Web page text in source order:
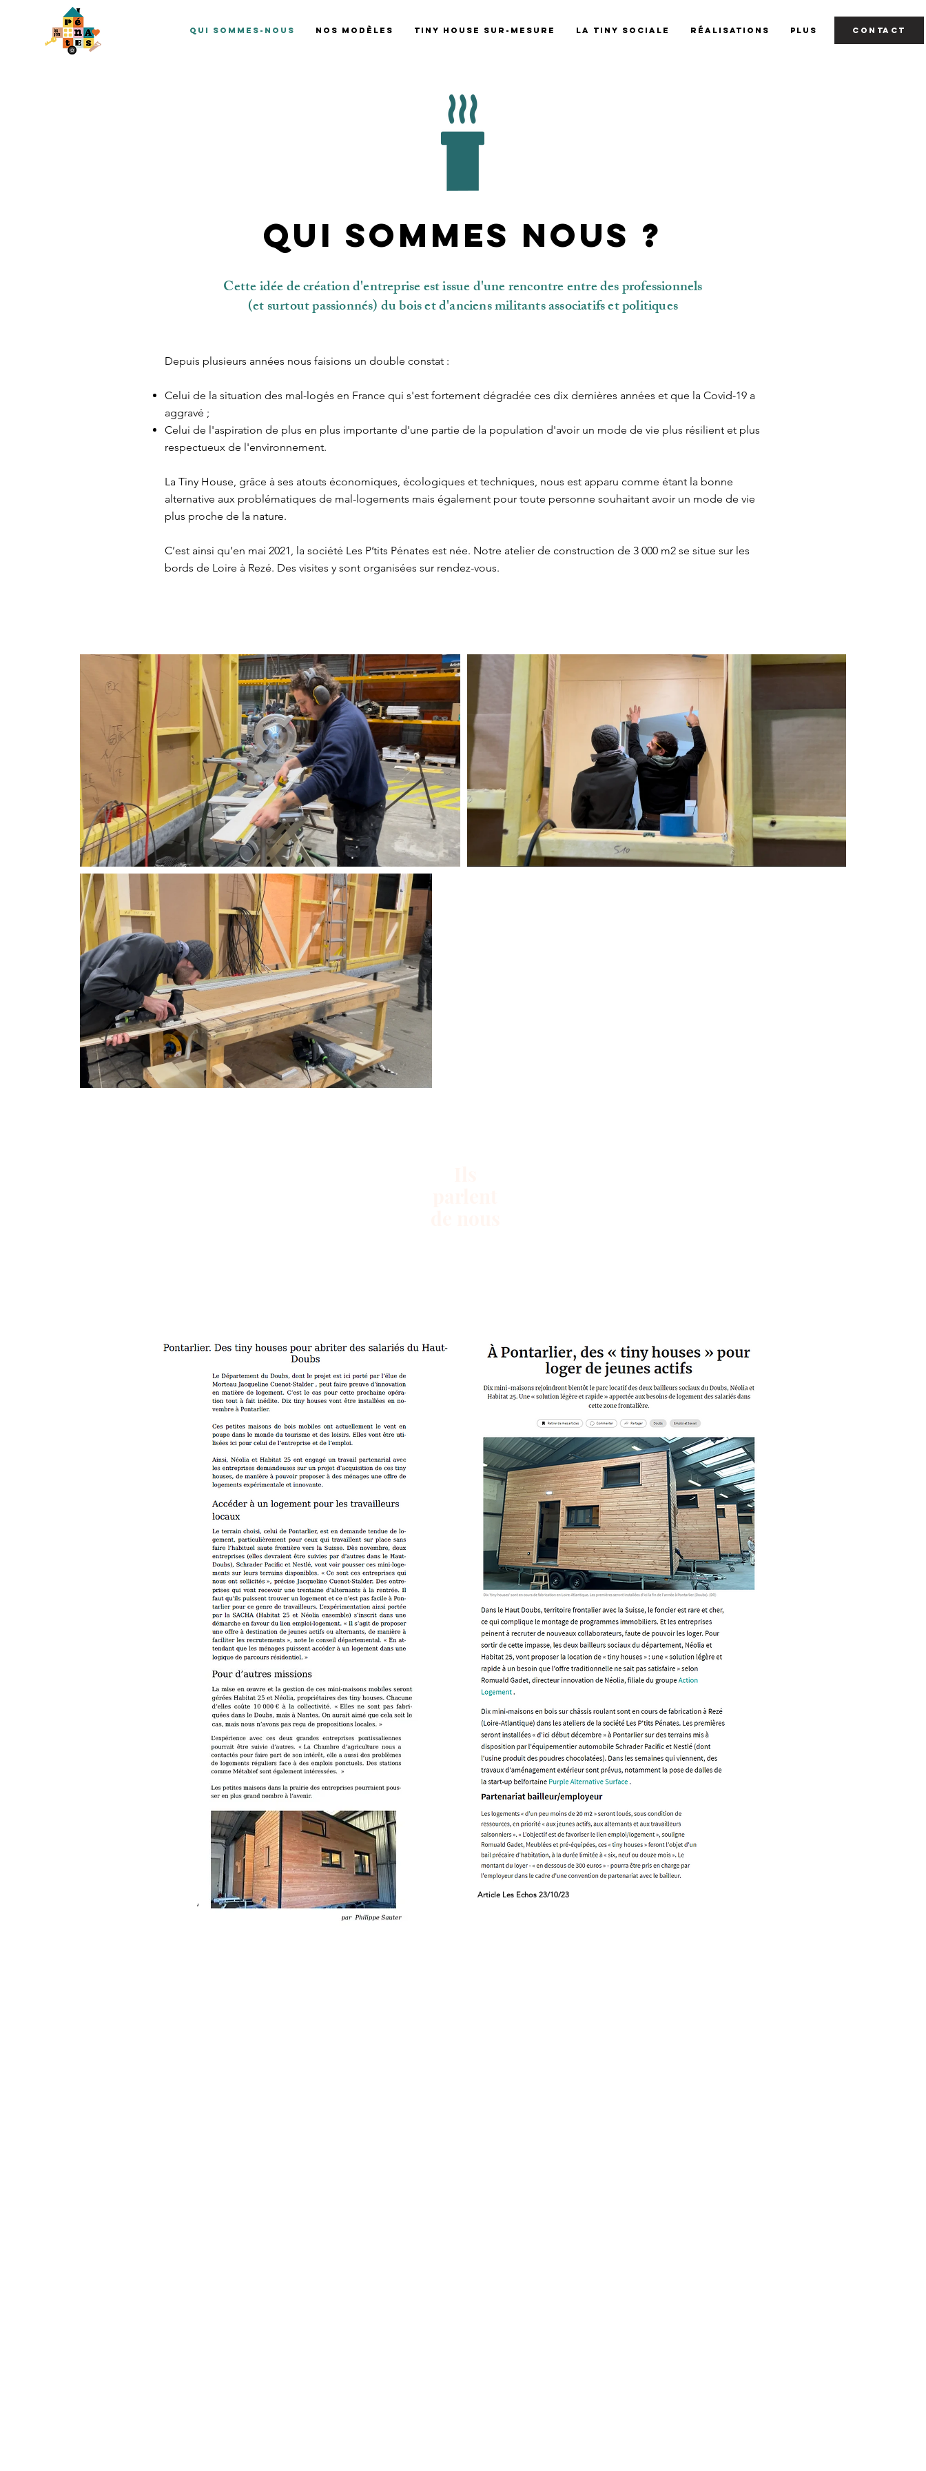
Qui sommes-nous Nos modèles Tiny house sur-mesure La Tiny sociale Réalisations Plus CONTACT
Qui sommes nous ?
Cette idée de création d'entreprise est issue d'une rencontre entre des professionnels
(et surtout passionnés) du bois et d'anciens militants associatifs et politiques
Depuis plusieurs années nous faisions un double constat :
Celui de la situation des mal-logés en France qui s'est fortement dégradée ces dix dernières années et que la Covid-19 a
aggravé ;
Celui de l'aspiration de plus en plus importante d'une partie de la population d'avoir un mode de vie plus résilient et plus
respectueux de l'environnement.
La Tiny House, grâce à ses atouts économiques, écologiques et techniques, nous est apparu comme étant la bonne
alternative aux problématiques de mal-logements mais également pour toute personne souhaitant avoir un mode de vie
plus proche de la nature.
C’est ainsi qu’en mai 2021, la société Les P’tits Pénates est née. Notre atelier de construction de 3 000 m2 se situe sur les
bords de Loire à Rezé. Des visites y sont organisées sur rendez-vous.
Article L'Est Républicain web 23/10/23
Article Les Echos 23/10/23